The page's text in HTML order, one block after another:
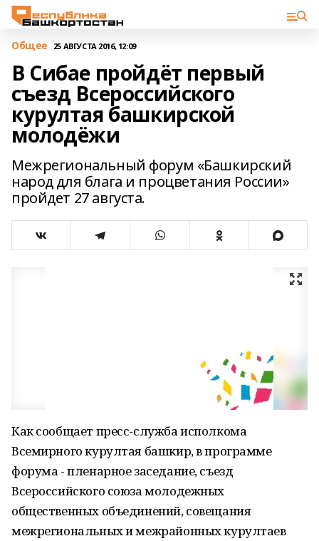
Общее 25 АВГУСТА 2016, 12:09
В Сибае пройдёт первый
съезд Всероссийского
курултая башкирской
молодёжи
Межрегиональный форум «Башкирский
народ для блага и процветания России»
пройдет 27 августа.
Как сообщает пресс-служба исполкома
Всемирного курултая башкир, в программе
форума - пленарное заседание, съезд
Всероссийского союза молодежных
общественных объединений, совещания
межрегиональных и межрайонных курултаев